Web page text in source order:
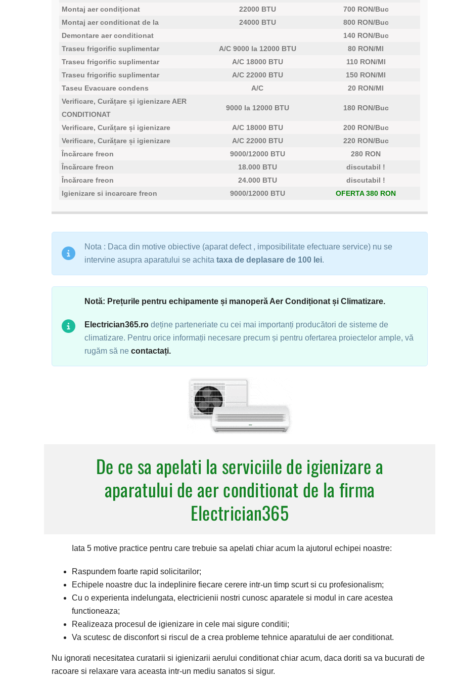
Montaj aer condiționat 22000 BTU
700 RON/Buc
Montaj aer conditionat de la
24000 BTU
800 RON/Buc
Demontare aer conditionat
140 RON/Buc
Traseu frigorific suplimentar
A/C 9000 la 12000 BTU
80 RON/Ml
Traseu frigorific suplimentar
A/C 18000 BTU
110 RON/Ml
Traseu frigorific suplimentar
A/C 22000 BTU
150 RON/Ml
Taseu Evacuare condens
A/C
20 RON/Ml
Verificare, Curățare și igienizare AER
CONDITIONAT
9000 la 12000 BTU 180 RON/Buc
Verificare, Curățare și igienizare A/C 18000 BTU
200 RON/Buc
Verificare, Curățare și igienizare
A/C 22000 BTU
220 RON/Buc
Încărcare freon
9000/12000 BTU
280 RON
Încărcare freon
18.000 BTU
discutabil !
Încărcare freon
24.000 BTU
discutabil !
Igienizare si incarcare freon
9000/12000 BTU OFERTA 380 RON
Nota : Daca din motive obiective (aparat defect , imposibilitate efectuare service) nu se
intervine asupra aparatului se achita taxa de deplasare de 100 lei.
Notă: Prețurile pentru echipamente și manoperă Aer Condiționat și Climatizare.
Electrician365.ro deține parteneriate cu cei mai importanți producători de sisteme de
climatizare. Pentru orice informații necesare precum și pentru ofertarea proiectelor ample, vă
rugăm să ne contactați.
De ce sa apelati la serviciile de igienizare a
aparatului de aer conditionat de la firma
Electrician365
Iata 5 motive practice pentru care trebuie sa apelati chiar acum la ajutorul echipei noastre:
Raspundem foarte rapid solicitarilor;
Echipele noastre duc la indeplinire fiecare cerere intr-un timp scurt si cu profesionalism;
Cu o experienta indelungata, electricienii nostri cunosc aparatele si modul in care acestea
functioneaza;
Realizeaza procesul de igienizare in cele mai sigure conditii;
Va scutesc de disconfort si riscul de a crea probleme tehnice aparatului de aer conditionat.
Nu ignorati necesitatea curatarii si igienizarii aerului conditionat chiar acum, daca doriti sa va bucurati de
racoare si relaxare vara aceasta intr-un mediu sanatos si sigur.